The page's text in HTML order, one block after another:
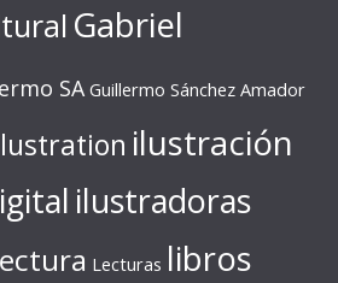
Gabriel
SA Guillermo Sánchez Amador
ilustración
ilustradoras
Lecturas libros